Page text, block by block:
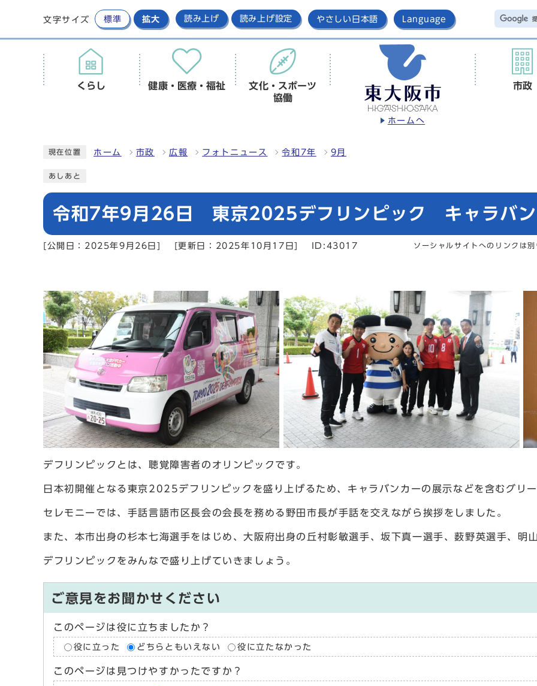
文字サイズ 標準 拡大 読み上げ 読み上げ設定 やさしい日本語 Language
ホームへ
くらし 健康・医療・福祉
文化・スポーツ
協働
市政
現在位置 ホーム 市政 広報 フォトニュース 令和7年 9月
あしあと
令和7年9月26日 東京2025デフリンピック キャラバン
[公開日：2025年9月26日] [更新日：2025年10月17日] ID:43017 ソーシャルサイトへのリンクは
デフリンピックとは、聴覚障害者のオリンピックです。
日本初開催となる東京2025デフリンピックを盛り上げるため、キャラバンカーの展示などを含むグリ
セレモニーでは、手話言語市区長会の会長を務める野田市長が手話を交えながら挨拶をしました。
また、本市出身の杉本七海選手をはじめ、大阪府出身の丘村彰敏選手、坂下真一選手、薮野英選手、明
デフリンピックをみんなで盛り上げていきましょう。
ご意見をお聞かせください
このページは役に立ちましたか？
役に立った どちらともいえない 役に立たなかった
このページは見つけやすかったですか？